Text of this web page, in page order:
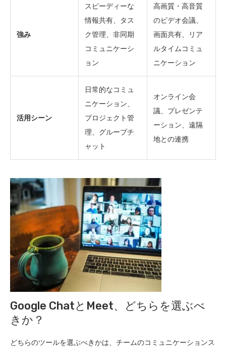
強み
スピーディーな
情報共有、タス
ク管理、非同期
コミュニケーシ
ョン
高画質・高音質
のビデオ会議、
画面共有、リア
ルタイムコミュ
ニケーション
活用シーン
日常的なコミュ
ニケーション、
プロジェクト管
理、グループチ
ャット
オンライン会
議、プレゼンテ
ーション、遠隔
地との連携
Google ChatとMeet、どちらを選ぶべ
きか？
どちらのツールを選ぶべきかは、チームのコミュニケーションス